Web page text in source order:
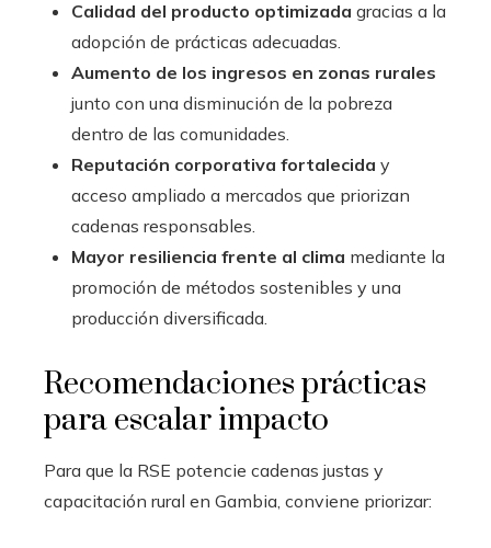
Calidad del producto optimizada gracias a la
adopción de prácticas adecuadas.
Aumento de los ingresos en zonas rurales
junto con una disminución de la pobreza
dentro de las comunidades.
Reputación corporativa fortalecida y
acceso ampliado a mercados que priorizan
cadenas responsables.
Mayor resiliencia frente al clima mediante la
promoción de métodos sostenibles y una
producción diversificada.
Recomendaciones prácticas
para escalar impacto
Para que la RSE potencie cadenas justas y
capacitación rural en Gambia, conviene priorizar: